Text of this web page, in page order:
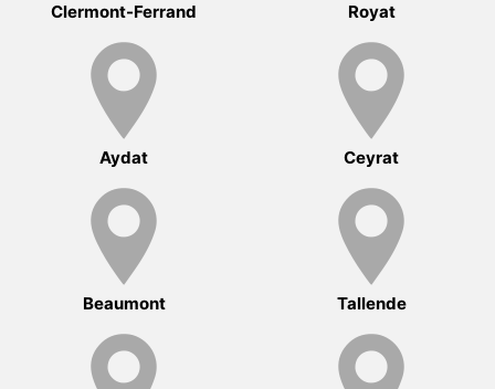
Clermont-Ferrand Royat
Aydat Ceyrat
Beaumont Tallende